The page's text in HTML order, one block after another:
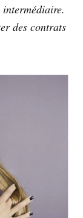
intermédiaire.
des contrats